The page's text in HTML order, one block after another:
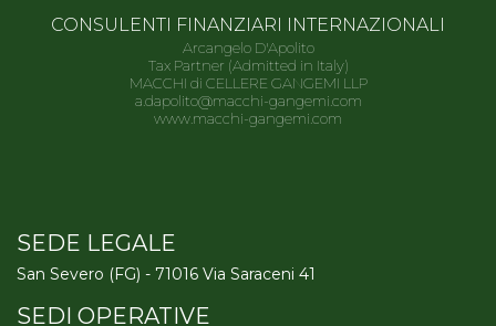
CONSULENTI FINANZIARI INTERNAZIONALI
Arcangelo D'Apolito
Tax Partner (Admitted in Italy)
MACCHI di CELLERE GANGEMI LLP
a.dapolito@macchi-gangemi.com
www.macchi-gangemi.com
SEDE LEGALE
San Severo (FG) - 71016 Via Saraceni 41
SEDI OPERATIVE